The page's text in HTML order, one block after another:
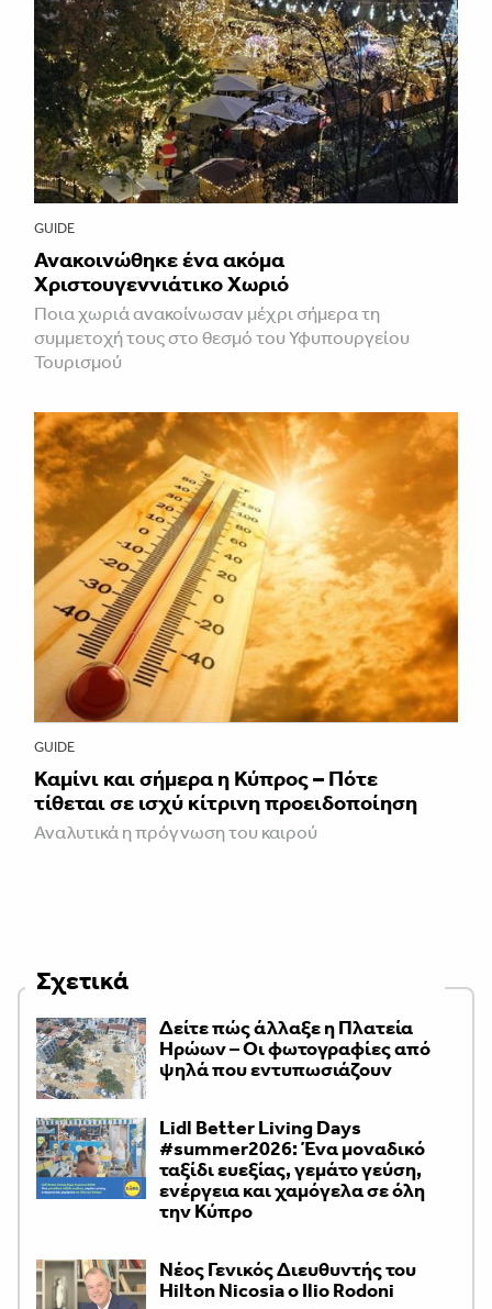
GUIDE
Ανακοινώθηκε ένα ακόμα
Χριστουγεννιάτικο Χωριό
Ποια χωριά ανακοίνωσαν μέχρι σήμερα τη
συμμετοχή τους στο θεσμό του Υφυπουργείου
Τουρισμού
GUIDE
Καμίνι και σήμερα η Κύπρος – Πότε
τίθεται σε ισχύ κίτρινη προειδοποίηση
Αναλυτικά η πρόγνωση του καιρού
Σχετικά
Δείτε πώς άλλαξε η Πλατεία
Ηρώων – Οι φωτογραφίες από
ψηλά που εντυπωσιάζουν
Lidl Better Living Days
#summer2026: Ένα μοναδικό
ταξίδι ευεξίας, γεμάτο γεύση,
ενέργεια και χαμόγελα σε όλη
την Κύπρο
Νέος Γενικός Διευθυντής του
Hilton Nicosia ο Ilio Rodoni